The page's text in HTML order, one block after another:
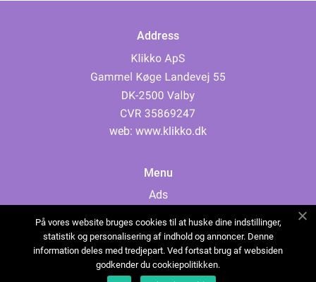
Address
web: www.klikko.dk
Menu
Ads
Cookies
Contact
Sitemap
På vores website bruges cookies til at huske dine indstillinger,
statistik og personalisering af indhold og annoncer. Denne
information deles med tredjepart. Ved fortsat brug af websiden
godkender du cookiepolitikken.